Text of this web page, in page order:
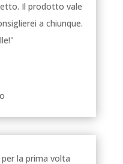
Il prodotto vale
a chiunque.
la prima volta